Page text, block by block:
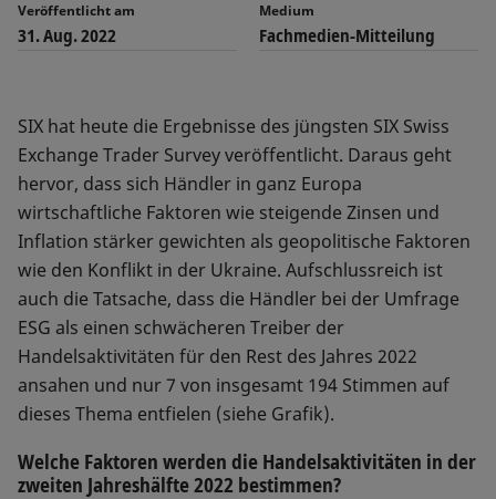
Veröffentlicht am
31. Aug. 2022
Medium
Fachmedien-Mitteilung
SIX hat heute die Ergebnisse des jüngsten SIX Swiss
Exchange Trader Survey veröffentlicht. Daraus geht
hervor, dass sich Händler in ganz Europa
wirtschaftliche Faktoren wie steigende Zinsen und
Inflation stärker gewichten als geopolitische Faktoren
wie den Konflikt in der Ukraine. Aufschlussreich ist
auch die Tatsache, dass die Händler bei der Umfrage
ESG als einen schwächeren Treiber der
Handelsaktivitäten für den Rest des Jahres 2022
ansahen und nur 7 von insgesamt 194 Stimmen auf
dieses Thema entfielen (siehe Grafik).
Welche Faktoren werden die Handelsaktivitäten in der
zweiten Jahreshälfte 2022 bestimmen?